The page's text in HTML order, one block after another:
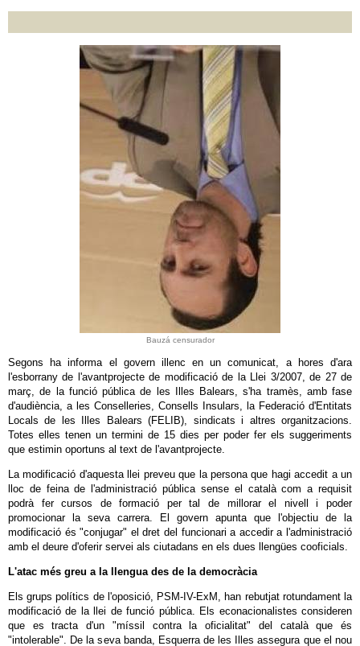
Bauzá censurador
Segons ha informa el govern illenc en un comunicat, a hores d'ara
l'esborrany de l'avantprojecte de modificació de la Llei 3/2007, de 27 de
març, de la funció pública de les Illes Balears, s'ha tramès, amb fase
d'audiència, a les Conselleries, Consells Insulars, la Federació d'Entitats
Locals de les Illes Balears (FELIB), sindicats i altres organitzacions.
Totes elles tenen un termini de 15 dies per poder fer els suggeriments
que estimin oportuns al text de l'avantprojecte.
La modificació d'aquesta llei preveu que la persona que hagi accedit a un
lloc de feina de l'administració pública sense el català com a requisit
podrà fer cursos de formació per tal de millorar el nivell i poder
promocionar la seva carrera. El govern apunta que l'objectiu de la
modificació és "conjugar" el dret del funcionari a accedir a l'administració
amb el deure d'oferir servei als ciutadans en els dues llengües cooficials.
L'atac més greu a la llengua des de la democràcia
Els grups polítics de l'oposició, PSM-IV-ExM, han rebutjat rotundament la
modificació de la llei de funció pública. Els econacionalistes consideren
que es tracta d'un "míssil contra la oficialitat" del català que és
"intolerable". De la seva banda, Esquerra de les Illes assegura que el nou